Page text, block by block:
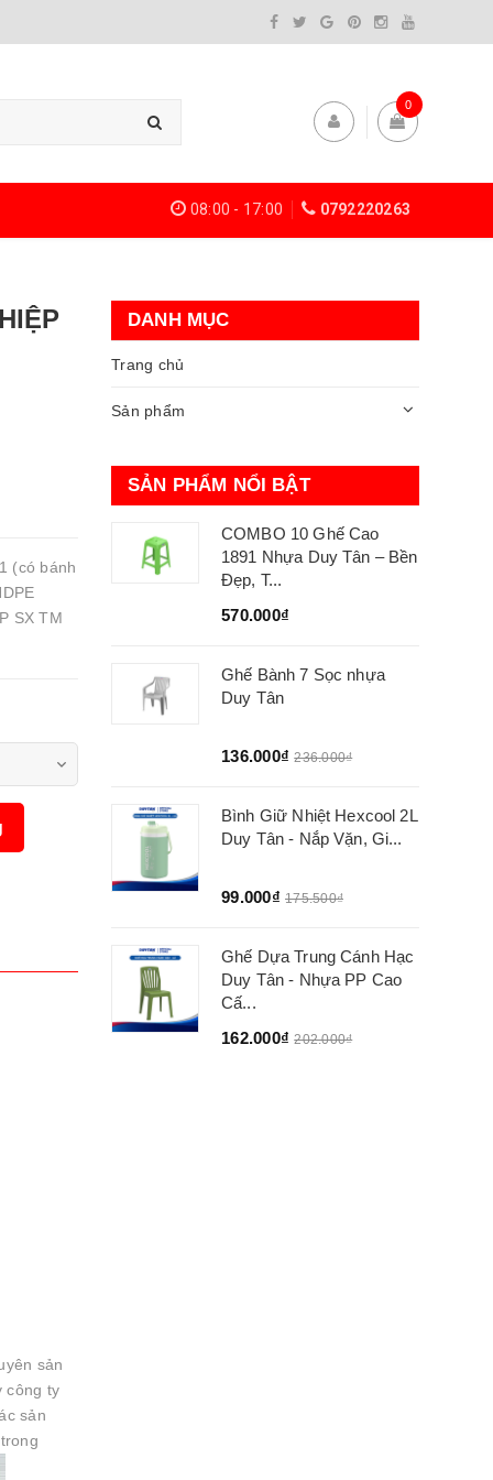
0
08:00 - 17:00 0792220263
(có bánh
SX TM
sản
công ty
sản
DANH MỤC
Trang chủ
Sản phẩm
SẢN PHẨM NỔI BẬT
COMBO 10 Ghế Cao
1891 Nhựa Duy Tân – Bền
Đẹp, T...
570.000₫
Ghế Bành 7 Sọc nhựa
Duy Tân
136.000₫ 236.000₫
Bình Giữ Nhiệt Hexcool 2L
Duy Tân - Nắp Vặn, Gi...
99.000₫ 175.500₫
Ghế Dựa Trung Cánh Hạc
Duy Tân - Nhựa PP Cao
Cấ...
162.000₫ 202.000₫